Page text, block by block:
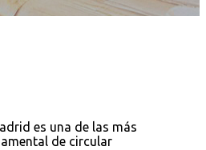
es una de las más
de circular